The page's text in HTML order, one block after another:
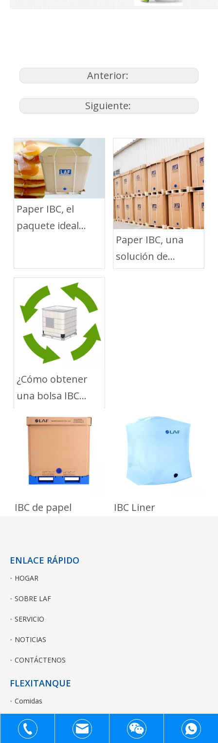
Anterior:
Siguiente:
Paper IBC, el
paquete ideal
Paper IBC, una
solución de
embalaje verde
¿Cómo obtener
una bolsa IBC
IBC de papel IBC Liner
ENLACE RÁPIDO
HOGAR
SOBRE LAF
SERVICIO
NOTICIAS
CONTÁCTENOS
FLEXITANQUE
Comidas
Aceite Industrial Y Químicos No Peligrosos
+86